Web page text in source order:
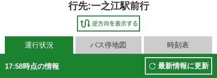
行先:一之江駅前行
運行状況 バス停地図 時刻表
17:58時点の情報 最新情報に更新